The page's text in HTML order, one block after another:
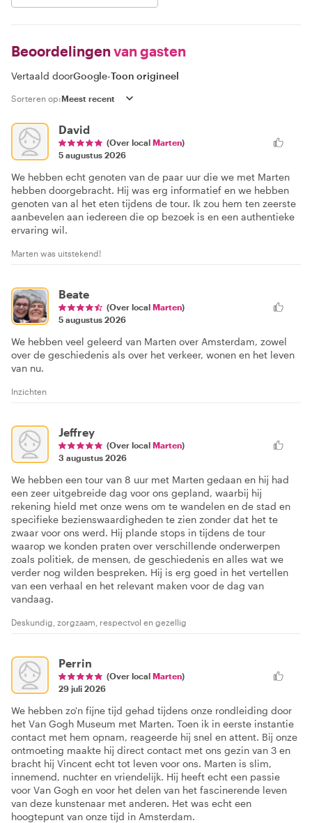
Beoordelingen van gasten
Vertaald doorGoogle-Toon origineel
Sorteren op:
David
(Over local Marten)
5 augustus 2026
We hebben echt genoten van de paar uur die we met Marten
hebben doorgebracht. Hij was erg informatief en we hebben
genoten van al het eten tijdens de tour. Ik zou hem ten zeerste
aanbevelen aan iedereen die op bezoek is en een authentieke
ervaring wil.
Marten was uitstekend!
Beate
(Over local Marten)
5 augustus 2026
We hebben veel geleerd van Marten over Amsterdam, zowel
over de geschiedenis als over het verkeer, wonen en het leven
van nu.
Inzichten
Jeffrey
(Over local Marten)
3 augustus 2026
We hebben een tour van 8 uur met Marten gedaan en hij had
een zeer uitgebreide dag voor ons gepland, waarbij hij
rekening hield met onze wens om te wandelen en de stad en
specifieke bezienswaardigheden te zien zonder dat het te
zwaar voor ons werd. Hij plande stops in tijdens de tour
waarop we konden praten over verschillende onderwerpen
zoals politiek, de mensen, de geschiedenis en alles wat we
verder nog wilden bespreken. Hij is erg goed in het vertellen
van een verhaal en het relevant maken voor de dag van
vandaag.
Deskundig, zorgzaam, respectvol en gezellig
Perrin
(Over local Marten)
29 juli 2026
We hebben zo'n fijne tijd gehad tijdens onze rondleiding door
het Van Gogh Museum met Marten. Toen ik in eerste instantie
contact met hem opnam, reageerde hij snel en attent. Bij onze
ontmoeting maakte hij direct contact met ons gezin van 3 en
bracht hij Vincent echt tot leven voor ons. Marten is slim,
innemend, nuchter en vriendelijk. Hij heeft echt een passie
voor Van Gogh en voor het delen van het fascinerende leven
van deze kunstenaar met anderen. Het was echt een
hoogtepunt van onze tijd in Amsterdam.